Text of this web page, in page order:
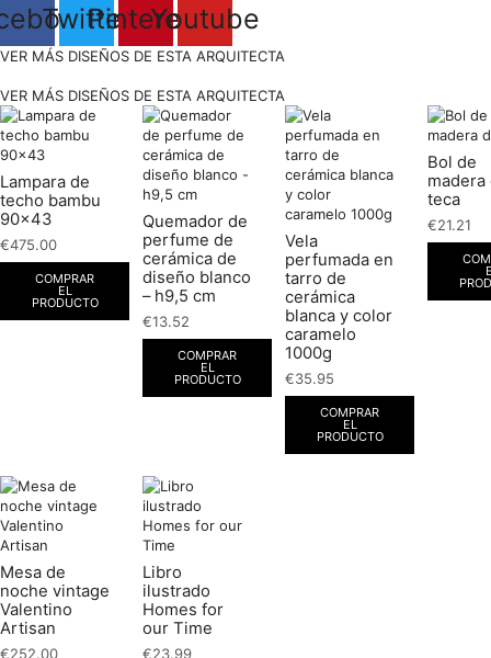
TwitterPinterestYoutube
VER MÁS DISEÑOS DE ESTA ARQUITECTA
VER MÁS DISEÑOS DE ESTA ARQUITECTA
Lampara de
techo bambu
90×43
€475.00
COMPRAR
EL
PRODUCTO
Quemador de
perfume de
cerámica de
diseño blanco
– h9,5 cm
€13.52
COMPRAR
EL
PRODUCTO
Vela
perfumada en
tarro de
cerámica
blanca y color
caramelo
1000g
€35.95
COMPRAR
EL
PRODUCTO
Bol de
madera
teca
€21.21
Mesa de
noche vintage
Valentino
Artisan
€252.00
Libro
ilustrado
Homes for
our Time
€23.99